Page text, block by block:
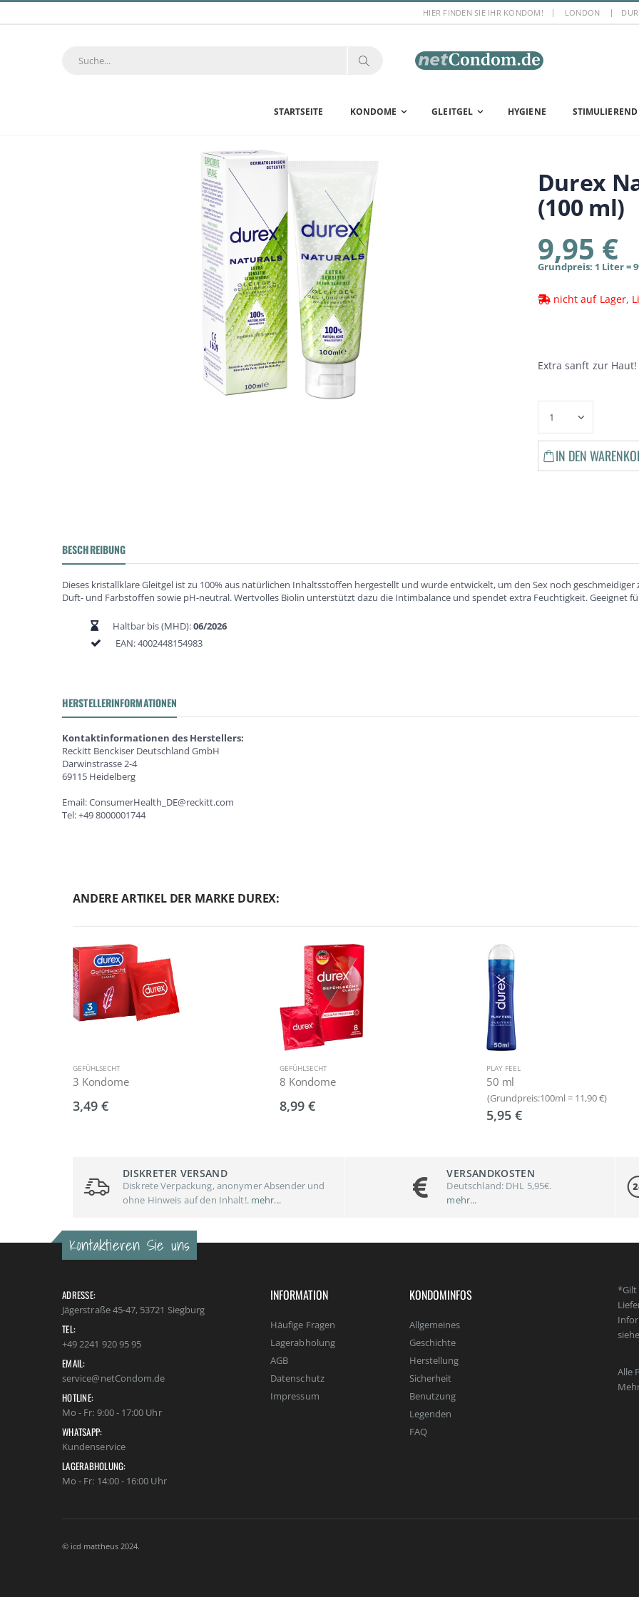
HIER FINDEN SIE IHR KONDOM! LONDON
STARTSEITE KONDOME GLEITGEL HYGIENE STIMULIEREND
Durex
(100 ml)
9,95 €
Grundpreis: 1 Liter =
nicht auf Lager,
Extra sanft zur Haut!
IN DEN
BESCHREIBUNG
Dieses kristallklare Gleitgel ist zu 100% aus natürlichen Inhaltsstoffen hergestellt und wurde entwickelt, um den Sex noch
Duft- und Farbstoffen sowie pH-neutral. Wertvolles Biolin unterstützt dazu die Intimbalance und spendet extra Feuchtigkeit. Geeignet
Haltbar bis (MHD):06/2026
EAN:4002448154983
HERSTELLERINFORMATIONEN
Kontaktinformationen des Herstellers:
Reckitt Benckiser Deutschland GmbH
Darwinstrasse 2-4
69115 Heidelberg
Email: ConsumerHealth_DE@reckitt.com
Tel: +49 8000001744
ANDERE ARTIKEL DER MARKE DUREX:
GEFÜHLSECHT
3 Kondome
3,49 €
GEFÜHLSECHT
8 Kondome
8,99 €
PLAY FEEL
50 ml
(Grundpreis:100ml = 11,90 €)
5,95 €
DISKRETER VERSAND
Diskrete Verpackung, anonymer Absender und
ohne Hinweis auf den Inhalt!.mehr...
VERSANDKOSTEN
Deutschland: DHL 5,95€.
mehr...
Kontaktieren Sie uns
ADRESSE:
Jägerstraße 45-47, 53721 Siegburg
TEL:
+49 2241 920 95 95
EMAIL:
service@netCondom.de
HOTLINE:
Mo - Fr: 9:00 - 17:00 Uhr
WHATSAPP:
Kundenservice
LAGERABHOLUNG:
Mo - Fr: 14:00 - 16:00 Uhr
INFORMATION
Häufige Fragen
Lagerabholung
AGB
Datenschutz
Impressum
KONDOMINFOS
Allgemeines
Geschichte
Herstellung
Sicherheit
Benutzung
Legenden
FAQ
*Gilt
siehe
Alle
© icd mattheus 2024.